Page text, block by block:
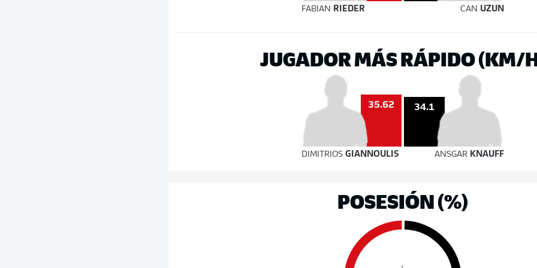
FABIAN RIEDER CAN UZUN
JUGADOR MÁS RÁPIDO (KM/
35.62 34.1
DIMITRIOSGIANNOULIS ANSGAR KNAUFF
POSESIÓN (%)